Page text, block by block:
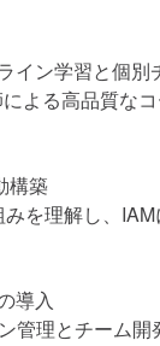
イン学習と個別
よる高品質な
構築
を理解し、
導入
管理とチーム